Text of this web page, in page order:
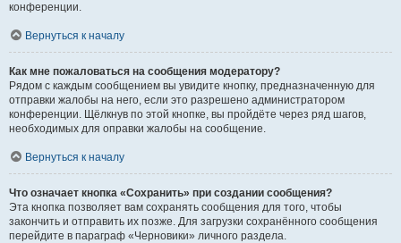
конференции.
Вернуться к началу
Как мне пожаловаться на сообщения модератору?
Рядом с каждым сообщением вы увидите кнопку, предназначенную для
отправки жалобы на него, если это разрешено администратором
конференции. Щёлкнув по этой кнопке, вы пройдёте через ряд шагов,
необходимых для оправки жалобы на сообщение.
Вернуться к началу
Что означает кнопка «Сохранить» при создании сообщения?
Эта кнопка позволяет вам сохранять сообщения для того, чтобы
закончить и отправить их позже. Для загрузки сохранённого сообщения
перейдите в параграф «Черновики» личного раздела.